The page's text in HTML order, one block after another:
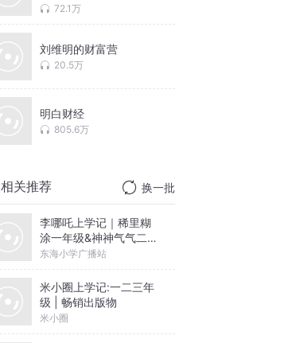
72.1万
刘维明的财富营
20.5万
明白财经
805.6万
相关推荐 换一批
李哪吒上学记｜稀里糊
涂一年级&神神气气二年
级
东海小学广播站
米小圈上学记:一二三年
级 | 畅销出版物
米小圈